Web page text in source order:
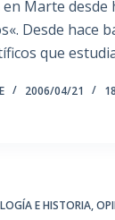
Marte desde
Desde hace
que
2006/04/21
18
E HISTORIA,